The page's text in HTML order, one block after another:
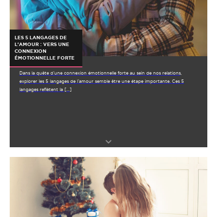
LES 5 LANGAGES DE
L’AMOUR : VERS UNE
CONNEXION
ÉMOTIONNELLE FORTE
Dans la quête d’une connexion émotionnelle forte au sein de nos relations,
explorer les 5 langages de l’amour semble être une étape importante. Ces 5
langages reflètent la […]